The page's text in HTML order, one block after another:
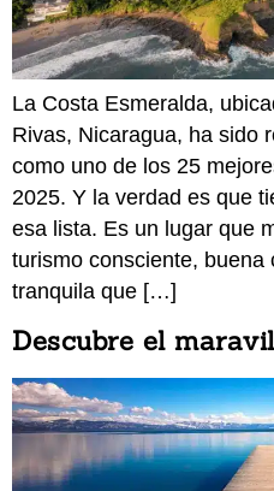
La Costa Esmeralda,
Rivas, Nicaragua, ha sido
como uno de los 25
2025. Y la verdad es que
esa lista. Es un lugar que
turismo consciente, buena
tranquila que […]
Descubre el